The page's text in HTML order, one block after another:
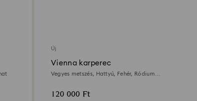
Új
Vienna karperec
Vegyes metszés, Hattyú, Fehér, Ródium
120 000 Ft